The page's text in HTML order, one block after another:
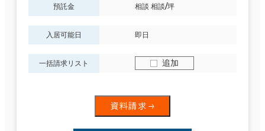
預託金 相談 相談/坪
入居可能日 即日
一括請求リスト 追加
資料請求
坪単価 月総額